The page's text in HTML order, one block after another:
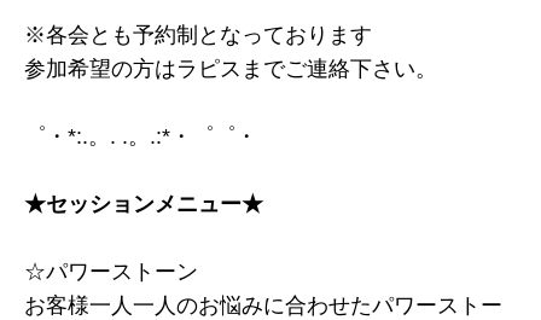
※各会とも予約制となっております
参加希望の方はラピスまでご連絡下さい。
゜・*:.。. .。.:*・゜゜・
★セッションメニュー★
☆パワーストーン
お客様一人一人のお悩みに合わせたパワーストー